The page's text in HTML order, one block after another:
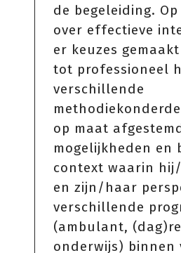
de begeleiding.
over effectieve
er keuzes
tot professioneel
verschillende
op maat
mogelijkheden en
context waarin
en zijn/haar
verschillende
(ambulant,
onderwijs) binnen